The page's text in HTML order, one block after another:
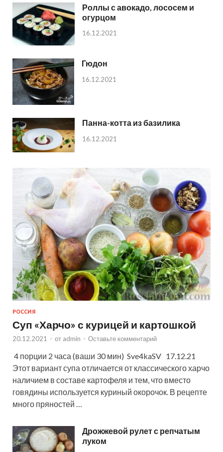
Роллы с авокадо, лососем и
огурцом
16.12.2021
Гюдон
16.12.2021
Панна-котта из базилика
16.12.2021
РОССИЯ
Суп «Харчо» с курицей и картошкой
20.12.2021 - от admin - Оставьте комментарий
4 порции 2 часа (ваши 30 мин) Sve4kaSV 17.12.21
Этот вариант супа отличается от классического харчо
наличием в составе картофеля и тем, что вместо
говядины используется куриный окорочок. В рецепте
много пряностей …
Дрожжевой рулет с репчатым
луком